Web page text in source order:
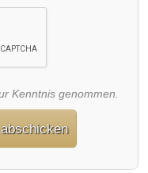
Kenntnis genommen.